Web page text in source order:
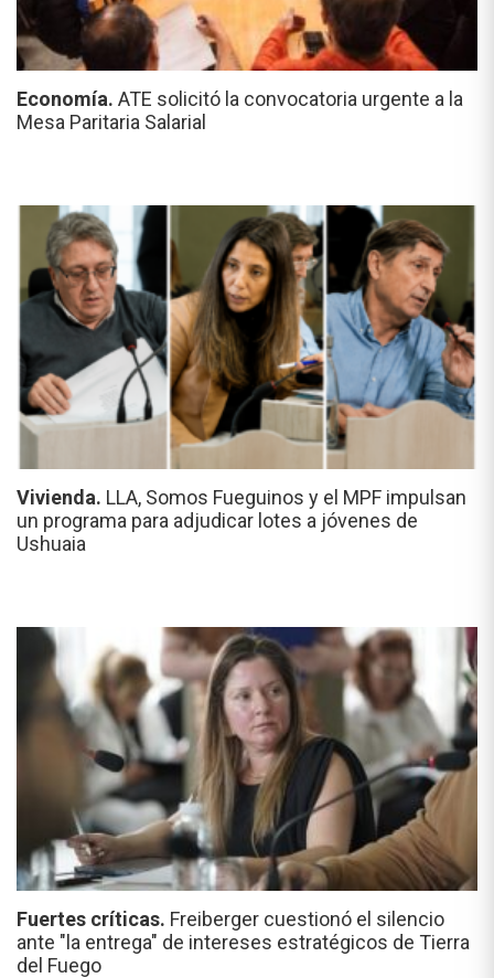
Economía. ATE solicitó la convocatoria urgente a la
Mesa Paritaria Salarial
Vivienda. LLA, Somos Fueguinos y el MPF impulsan
un programa para adjudicar lotes a jóvenes de
Ushuaia
Fuertes críticas. Freiberger cuestionó el silencio
ante "la entrega" de intereses estratégicos de Tierra
del Fuego